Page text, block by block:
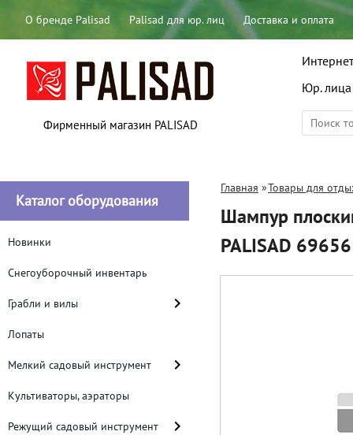
О бренде Palisad Palisad для юр. лиц Доставка и оплата
Фирменный магазин PALISAD
Юр. лица
Каталог оборудования
Новинки
Снегоуборочный инвентарь
Грабли и вилы
Лопаты
Мелкий садовый инструмент
Культиваторы, аэраторы
Режущий садовый инструмент
Главная »Товары для
Шампур
PALISAD 69656